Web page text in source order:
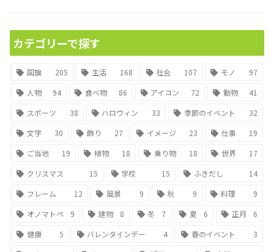
カテゴリーで探す
国旗 205 生活 168 社会 107 モノ
97
人物
94 食べ物 86 アイコン 72 動物
41
スポーツ
38 ハロウィン 33 季節のイベント
32
文字
30 飾り 27 イメージ 23 仕事
19
ご当地
19 植物 18 乗り物 18 世界
17
クリスマス
15 学校 15 ふきだし
14
フレーム
12 風景 9 秋 9 料理
9
オノマトペ
9 建物 8 冬 7 夏 6 正月
6
健康
5 バレンタインデー 4 春のイベント
3